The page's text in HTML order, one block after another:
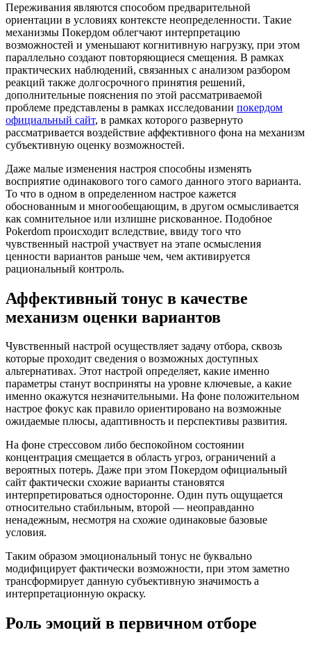
Переживания являются способом предварительной
ориентации в условиях контексте неопределенности. Такие
механизмы Покердом облегчают интерпретацию
возможностей и уменьшают когнитивную нагрузку, при этом
параллельно создают повторяющиеся смещения. В рамках
практических наблюдений, связанных с анализом разбором
реакций также долгосрочного принятия решений,
дополнительные пояснения по этой рассматриваемой
проблеме представлены в рамках исследовании покердом
официальный сайт, в рамках которого развернуто
рассматривается воздействие аффективного фона на механизм
субъективную оценку возможностей.
Даже малые изменения настроя способны изменять
восприятие одинакового того самого данного этого варианта.
То что в одном в определенном настрое кажется
обоснованным и многообещающим, в другом осмысливается
как сомнительное или излишне рискованное. Подобное
Pokerdom происходит вследствие, ввиду того что
чувственный настрой участвует на этапе осмысления
ценности вариантов раньше чем, чем активируется
рациональный контроль.
Аффективный тонус в качестве
механизм оценки вариантов
Чувственный настрой осуществляет задачу отбора, сквозь
которые проходит сведения о возможных доступных
альтернативах. Этот настрой определяет, какие именно
параметры станут восприняты на уровне ключевые, а какие
именно окажутся незначительными. На фоне положительном
настрое фокус как правило ориентировано на возможные
ожидаемые плюсы, адаптивность и перспективы развития.
На фоне стрессовом либо беспокойном состоянии
концентрация смещается в область угроз, ограничений а
вероятных потерь. Даже при этом Покердом официальный
сайт фактически схожие варианты становятся
интерпретироваться односторонне. Один путь ощущается
относительно стабильным, второй — неоправданно
ненадежным, несмотря на схожие одинаковые базовые
условия.
Таким образом эмоциональный тонус не буквально
модифицирует фактически возможности, при этом заметно
трансформирует данную субъективную значимость а
интерпретационную окраску.
Роль эмоций в первичном отборе